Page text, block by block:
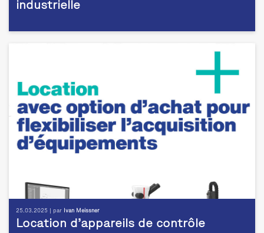
industrielle
25.03.2025 | par Ivan Meissner
Location d’appareils de contrôle